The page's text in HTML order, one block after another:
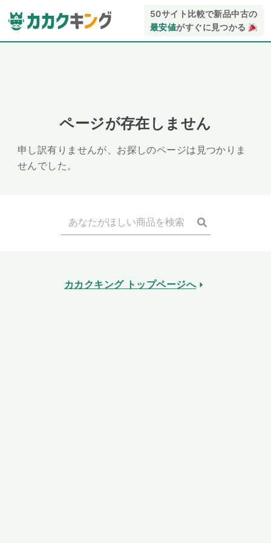
50サイト比較で新品中古の
最安値がすぐに見つかる
ページが存在しません
申し訳有りませんが、お探しのページは見つかりま
せんでした。
カカクキング トップページへ